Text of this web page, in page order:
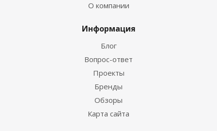
О компании
Информация
Блог
Вопрос-ответ
Проекты
Бренды
Обзоры
Карта сайта